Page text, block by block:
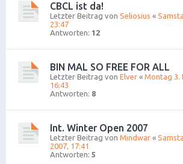
CBCL ist da!
Letzter Beitrag von Seliosius «
23:47
Antworten: 12
BIN MAL SO FREE FOR ALL
Letzter Beitrag von Elver « Montag 3.
16:43
Antworten: 8
Int. Winter Open 2007
Letzter Beitrag von Mindwar «
2007, 17:41
Antworten: 5